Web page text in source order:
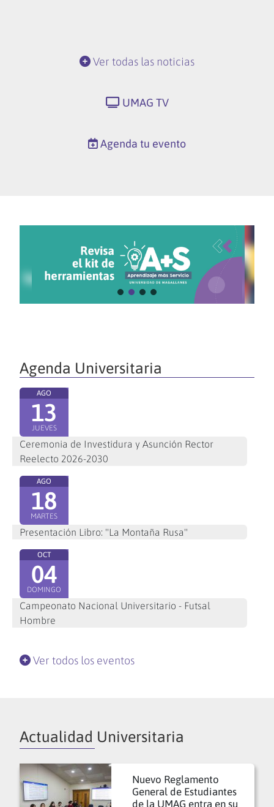
Ver todas las noticias
UMAG TV
Agenda tu evento
Agenda Universitaria
AGO
13
JUEVES
Ceremonia de Investidura y Asunción Rector
Reelecto 2026-2030
AGO
18
MARTES
Presentación Libro: "La Montaña Rusa"
OCT
04
DOMINGO
Campeonato Nacional Universitario - Futsal
Hombre
Ver todos los eventos
Actualidad Universitaria
Nuevo Reglamento
General de Estudiantes
de la UMAG entra en su